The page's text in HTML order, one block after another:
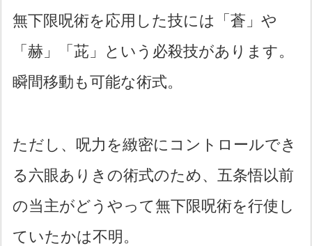
無下限呪術を応用した技には「蒼」や
「赫」「茈」という必殺技があります。
瞬間移動も可能な術式。
ただし、呪力を緻密にコントロールでき
る六眼ありきの術式のため、五条悟以前
の当主がどうやって無下限呪術を行使し
ていたかは不明。